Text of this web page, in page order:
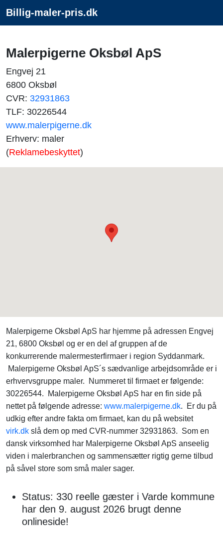
Billig-maler-pris.dk
Malerpigerne Oksbøl ApS
Engvej 21
6800 Oksbøl
CVR: 32931863
TLF: 30226544
www.malerpigerne.dk
Erhverv: maler
(Reklamebeskyttet)
Malerpigerne Oksbøl ApS har hjemme på adressen Engvej
21, 6800 Oksbøl og er en del af gruppen af de
konkurrerende malermesterfirmaer i region Syddanmark.
Malerpigerne Oksbøl ApS´s sædvanlige arbejdsområde er i
erhvervsgruppe maler. Nummeret til firmaet er følgende:
30226544. Malerpigerne Oksbøl ApS har en fin side på
nettet på følgende adresse: www.malerpigerne.dk. Er du på
udkig efter andre fakta om firmaet, kan du på websitet
virk.dk slå dem op med CVR-nummer 32931863. Som en
dansk virksomhed har Malerpigerne Oksbøl ApS anseelig
viden i malerbranchen og sammensætter rigtig gerne tilbud
på såvel store som små maler sager.
Status: 330 reelle gæster i Varde kommune
har den 9. august 2026 brugt denne
onlineside!